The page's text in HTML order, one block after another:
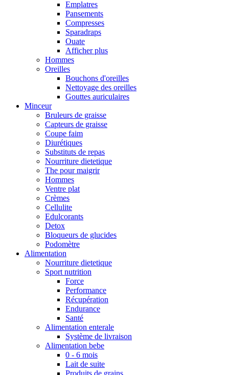
Emplatres
Pansements
Compresses
Sparadraps
Ouate
Afficher plus
Hommes
Oreilles
Bouchons d'oreilles
Nettoyage des oreilles
Gouttes auriculaires
Minceur
Bruleurs de graisse
Capteurs de graisse
Coupe faim
Diurétiques
Substituts de repas
Nourriture dietetique
The pour maigrir
Hommes
Ventre plat
Crèmes
Cellulite
Edulcorants
Detox
Bloqueurs de glucides
Podomètre
Alimentation
Nourriture dietetique
Sport nutrition
Force
Performance
Récupération
Endurance
Santé
Alimentation enterale
Système de livraison
Alimentation bebe
0 - 6 mois
Lait de suite
Produits de grains